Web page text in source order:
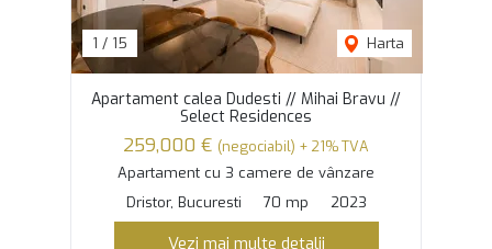
1 / 15 Harta
Apartament calea Dudesti // Mihai Bravu //
Select Residences
259,000 € (negociabil) + 21% TVA
Apartament cu 3 camere de vânzare
Dristor, Bucuresti
70 mp 2023
Vezi mai multe detalii